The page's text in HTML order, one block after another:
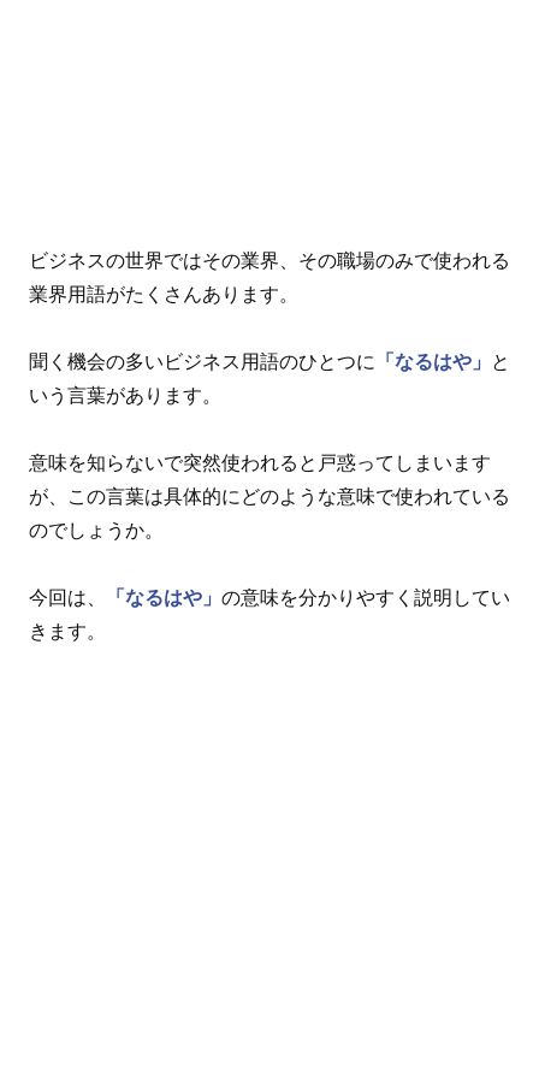
ビジネスの世界ではその業界、その職場のみで使われる
業界用語がたくさんあります。
聞く機会の多いビジネス用語のひとつに 「なるはや」
と
いう言葉があります。
意味を知らないで突然使われると戸惑ってしまいます
が、この言葉は具体的にどのような意味で使われている
のでしょうか。
今回は、 「なるはや」 の意味を分かりやすく説明してい
きます。